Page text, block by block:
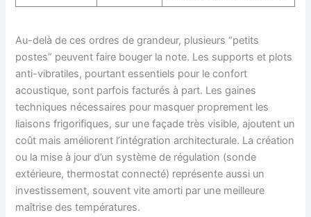
Au-delà de ces ordres de grandeur, plusieurs “petits
postes” peuvent faire bouger la note. Les supports et plots
anti-vibratiles, pourtant essentiels pour le confort
acoustique, sont parfois facturés à part. Les gaines
techniques nécessaires pour masquer proprement les
liaisons frigorifiques, sur une façade très visible, ajoutent un
coût mais améliorent l’intégration architecturale. La création
ou la mise à jour d’un système de régulation (sonde
extérieure, thermostat connecté) représente aussi un
investissement, souvent vite amorti par une meilleure
maîtrise des températures.